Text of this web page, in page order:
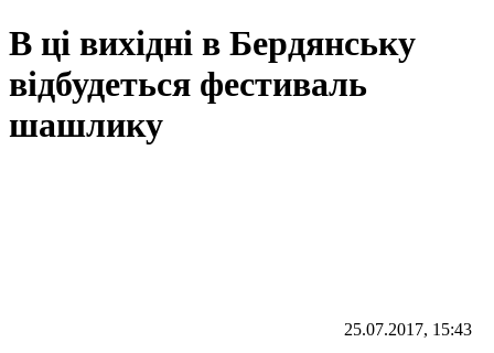
В ці вихідні в Бердянську
відбудеться фестиваль
шашлику
25.07.2017, 15:43